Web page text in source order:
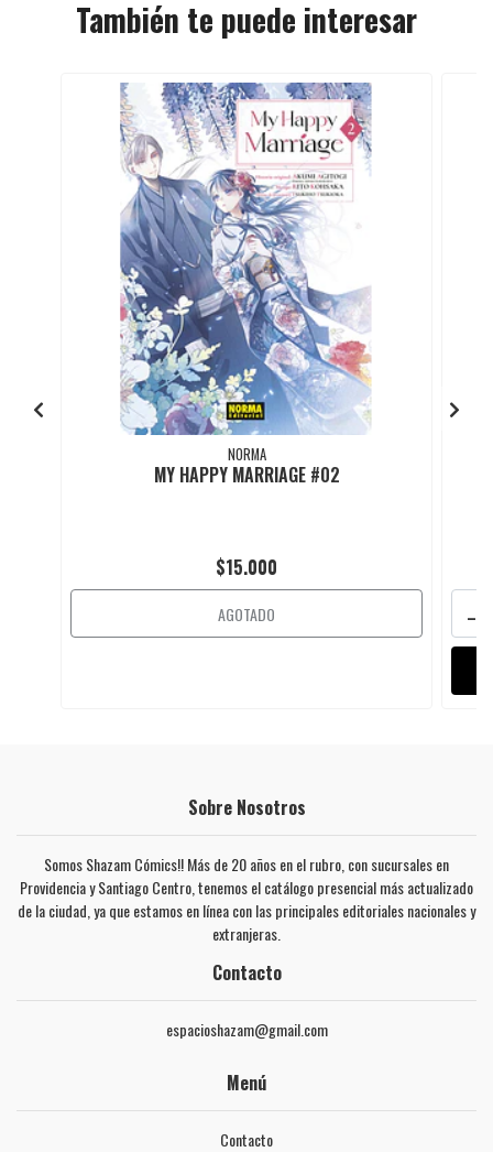
También te puede interesar
NORMA
MY HAPPY MARRIAGE #02
$15.000
AGOTADO -
Sobre Nosotros
Somos Shazam Cómics!! Más de 20 años en el rubro, con sucursales en
Providencia y Santiago Centro, tenemos el catálogo presencial más actualizado
de la ciudad, ya que estamos en línea con las principales editoriales nacionales y
extranjeras.
Contacto
espacioshazam@gmail.com
Menú
Contacto